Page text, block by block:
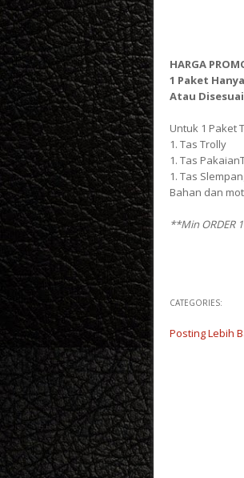
HARGA
1 Paket
Atau
Untuk 1 Paket
1. Tas Trolly
1. Tas
1. Tas
Bahan dan
**Min ORDER
CATEGORIES:
Posting Lebih